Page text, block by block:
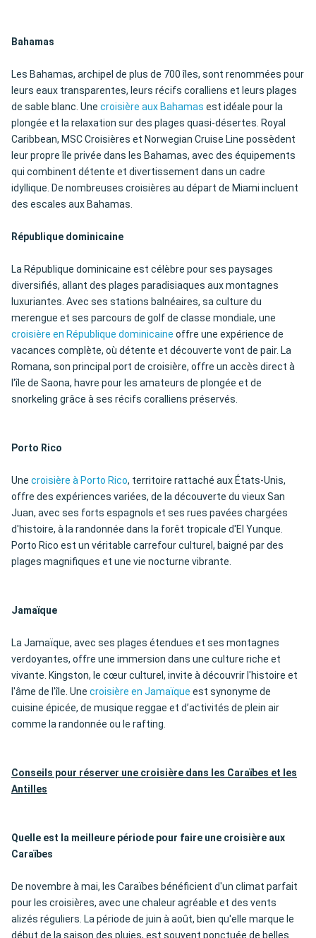
Bahamas
Les Bahamas, archipel de plus de 700 îles, sont renommées pour
leurs eaux transparentes, leurs récifs coralliens et leurs plages
de sable blanc. Une croisière aux Bahamas est idéale pour la
plongée et la relaxation sur des plages quasi-désertes. Royal
Caribbean, MSC Croisières et Norwegian Cruise Line possèdent
leur propre île privée dans les Bahamas, avec des équipements
qui combinent détente et divertissement dans un cadre
idyllique. De nombreuses croisières au départ de Miami incluent
des escales aux Bahamas.
République dominicaine
La République dominicaine est célèbre pour ses paysages
diversifiés, allant des plages paradisiaques aux montagnes
luxuriantes. Avec ses stations balnéaires, sa culture du
merengue et ses parcours de golf de classe mondiale, une
croisière en République dominicaine offre une expérience de
vacances complète, où détente et découverte vont de pair. La
Romana, son principal port de croisière, offre un accès direct à
l'île de Saona, havre pour les amateurs de plongée et de
snorkeling grâce à ses récifs coralliens préservés.
Porto Rico
Une croisière à Porto Rico, territoire rattaché aux États-Unis,
offre des expériences variées, de la découverte du vieux San
Juan, avec ses forts espagnols et ses rues pavées chargées
d'histoire, à la randonnée dans la forêt tropicale d'El Yunque.
Porto Rico est un véritable carrefour culturel, baigné par des
plages magnifiques et une vie nocturne vibrante.
Jamaïque
La Jamaïque, avec ses plages étendues et ses montagnes
verdoyantes, offre une immersion dans une culture riche et
vivante. Kingston, le cœur culturel, invite à découvrir l'histoire et
l'âme de l'île. Une croisière en Jamaïque est synonyme de
cuisine épicée, de musique reggae et d’activités de plein air
comme la randonnée ou le rafting.
Conseils pour réserver une croisière dans les Caraïbes et les
Antilles
Quelle est la meilleure période pour faire une croisière aux
Caraïbes
De novembre à mai, les Caraïbes bénéficient d'un climat parfait
pour les croisières, avec une chaleur agréable et des vents
alizés réguliers. La période de juin à août, bien qu'elle marque le
début de la saison des pluies, est souvent ponctuée de belles